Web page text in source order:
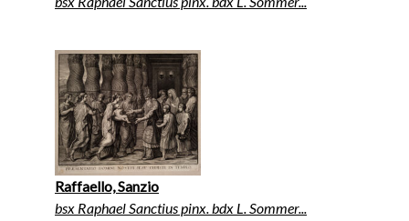
Raffaello, Sanzio
bsx Raphael Sanctius pinx. bdx L. Sommer...